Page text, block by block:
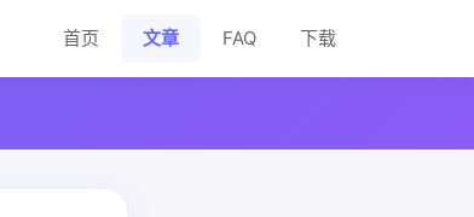
首页 文章 FAQ 下载